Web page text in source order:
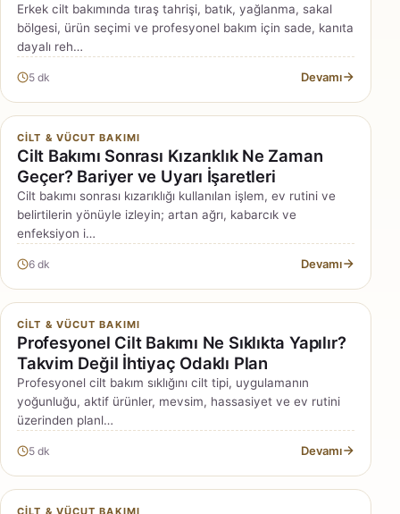
Erkek cilt bakımında tıraş tahrişi, batık, yağlanma, sakal
bölgesi, ürün seçimi ve profesyonel bakım için sade, kanıta
dayalı reh…
5 dk Devamı
CILT & VÜCUT BAKIMI
Cilt Bakımı Sonrası Kızarıklık Ne Zaman
Geçer? Bariyer ve Uyarı İşaretleri
Cilt bakımı sonrası kızarıklığı kullanılan işlem, ev rutini ve
belirtilerin yönüyle izleyin; artan ağrı, kabarcık ve
enfeksiyon i…
6 dk Devamı
CILT & VÜCUT BAKIMI
Profesyonel Cilt Bakımı Ne Sıklıkta Yapılır?
Takvim Değil İhtiyaç Odaklı Plan
Profesyonel cilt bakım sıklığını cilt tipi, uygulamanın
yoğunluğu, aktif ürünler, mevsim, hassasiyet ve ev rutini
üzerinden planl…
5 dk Devamı
CILT & VÜCUT BAKIMI